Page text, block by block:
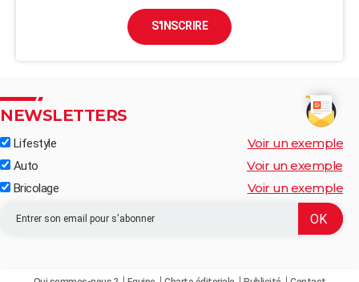
S'INSCRIRE
NEWSLETTERS
Lifestyle Voir un exemple
Auto Voir un exemple
Bricolage Voir un exemple